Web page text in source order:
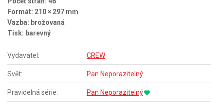
Formát: 210 × 297 mm
Vazba: brožovaná
Tisk: barevný
Vydavatel: CREW
Svět: Pan Neporazitelný
Pravidelná série: Pan Neporazitelný